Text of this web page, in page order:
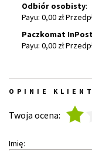
Odbiór osobisty:
Payu: 0,00 zł
Paczkomat
Payu: 0,00 zł
OPINIE
Twoja ocena:
Imię: